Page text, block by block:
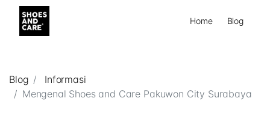
Home Blog
Blog
Informasi
Mengenal Shoes and Care Pakuwon City Surabaya